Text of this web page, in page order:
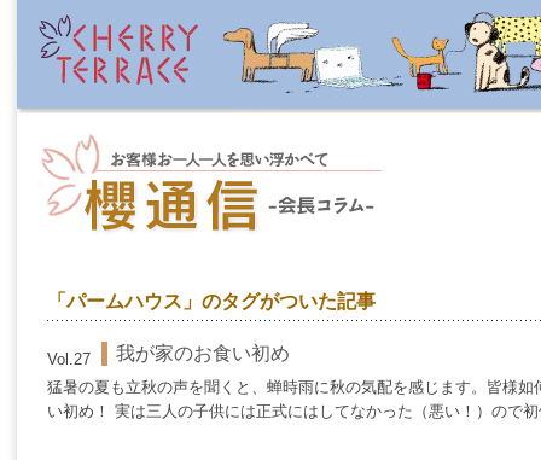
「パームハウス」のタグがついた記事
Vol.27 我が家のお食い初め
猛暑の夏も立秋の声を聞くと、蝉時雨に秋の気配を感じます。皆様
い初め！ 実は三人の子供には正式にはしてなかった（悪い！）ので